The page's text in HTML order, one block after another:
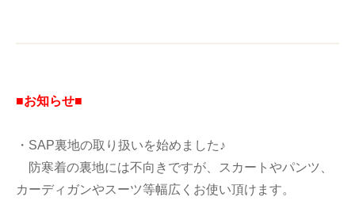
■お知らせ■
・SAP裏地の取り扱いを始めました♪
防寒着の裏地には不向きですが、スカートやパンツ、
カーディガンやスーツ等幅広くお使い頂けます。